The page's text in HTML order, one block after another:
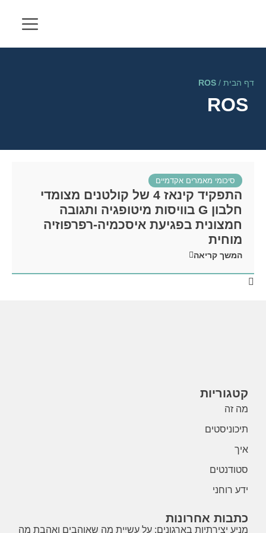
דף הבית /
ROS
ROS
סיכומי מאמרים אקדמיים
התפקיד קינאז 4 של קולטנים מצומדי
חלבון G בוויסות מיטופגיה ותגובה
חמצונית בפגיעת איסכמיה-רפרפוזיה
מוחית
המשך קריאה
קטגוריות
מה זה
תיכוניסטים
איך
סטודנטים
ידע רוחני
כתבות אחרונות
מניע יצירתיות בארגונים: על עשיית מה שאוהבים ואהבת מה